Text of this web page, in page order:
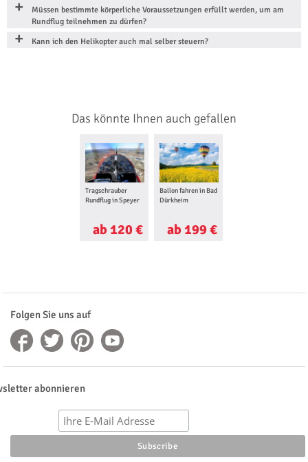
Müssen bestimmte körperliche Voraussetzungen erfüllt werden, um am
Rundflug teilnehmen zu dürfen?
Kann ich den Helikopter auch mal selber steuern?
Das könnte Ihnen auch gefallen
Tragschrauber
Rundflug in Speyer
ab 120 €
Ballon fahren in Bad
Dürkheim
ab 199 €
Folgen Sie uns auf
abonnieren